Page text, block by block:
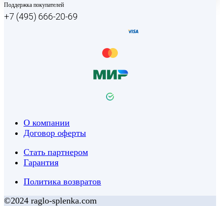
Поддержка покупателей
+7 (495) 666-20-69
О компании
Договор оферты
Стать партнером
Гарантия
Политика возвратов
©2024 raglo-splenka.com